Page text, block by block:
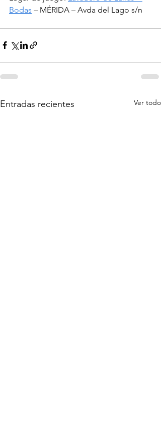
Bodas – MÉRIDA – Avda del Lago s/n
Entradas recientes Ver todo